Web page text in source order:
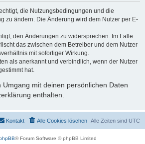
die Nutzungsbedingungen und die
zu ändern. Die Änderung wird dem Nutzer per E-
den Änderungen zu widersprechen. Im Falle
das zwischen dem Betreiber und dem Nutzer
mit sofortiger Wirkung.
als anerkannt und verbindlich, wenn der Nutzer
hat.
mit deinen persönlichen Daten
enthalten.
Alle Zeiten sind UTC
Alle Cookies löschen
Kontakt
® Forum Software © phpBB Limited